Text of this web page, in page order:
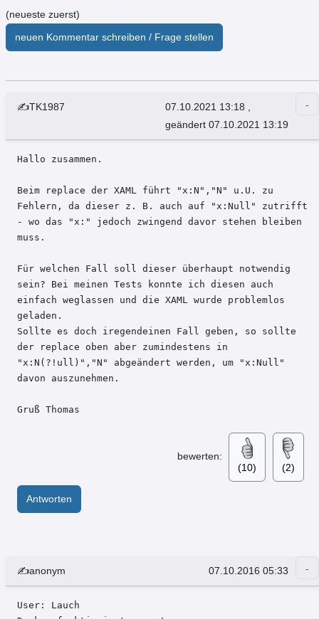
(neueste zuerst)
neuen Kommentar schreiben / Frage stellen
✍TK1987 07.10.2021 13:18
geändert 07.10.2021 13:19
Hallo zusammen.
Beim replace der XAML führt "x:N","N" u.U. zu
Fehlern, da dieser z. B. auch auf "x:Null" zutrifft
- wo das "x:" jedoch zwingend davor stehen bleiben
muss.
Für welchen Fall soll dieser überhaupt notwendig
sein? Bei meinen Tests konnte ich diesen auch
einfach weglassen und die XAML wurde problemlos
geladen.
Sollte es doch iregendeinen Fall geben, so sollte
der replace oben aber zumindestens in
"x:N(?!ull)","N" abgeändert werden, um "x:Null"
davon auszunehmen.
Gruß Thomas
bewerten:
(10)
(2)
Antworten
✍anonym 07.10.2016 05:33
User: Lauch